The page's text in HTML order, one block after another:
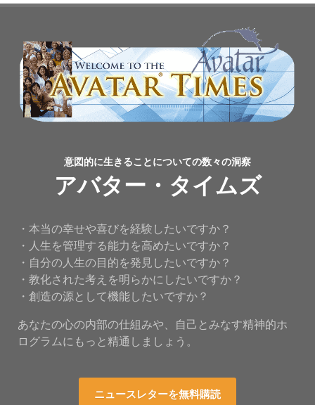
意図的に生きることについての数々の洞察
アバター・タイムズ
・本当の幸せや喜びを経験したいですか？
・人生を管理する能力を高めたいですか？
・自分の人生の目的を発見したいですか？
・教化された考えを明らかにしたいですか？
・創造の源として機能したいですか？
あなたの心の内部の仕組みや、自己とみなす精神的ホ
ログラムにもっと精通しましょう。
ニュースレターを無料購読